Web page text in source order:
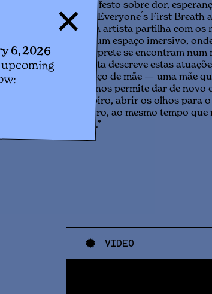
manifesto sobre dor,
Em “Everyone ́s First Breath
que a artista partilha com os
cria um espaço imersivo,
intérprete se encontram num
artista descreve estas
abraço de mãe — uma mãe
que nos permite dar de novo
suspiro, abrir os olhos para
dentro, ao mesmo tempo que
mão.”
v VIDEO
6, 2026